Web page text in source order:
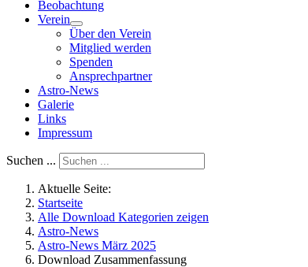
Beobachtung
Verein
Über den Verein
Mitglied werden
Spenden
Ansprechpartner
Astro-News
Galerie
Links
Impressum
Suchen ...
Aktuelle Seite:
Startseite
Alle Download Kategorien zeigen
Astro-News
Astro-News März 2025
Download Zusammenfassung